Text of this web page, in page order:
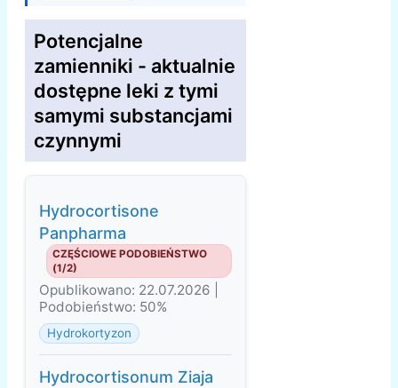
Potencjalne
zamienniki - aktualnie
dostępne leki z tymi
samymi substancjami
czynnymi
Hydrocortisone
Panpharma
CZĘŚCIOWE PODOBIEŃSTWO
(1/2)
Opublikowano: 22.07.2026 |
Podobieństwo: 50%
Hydrokortyzon
Hydrocortisonum Ziaja